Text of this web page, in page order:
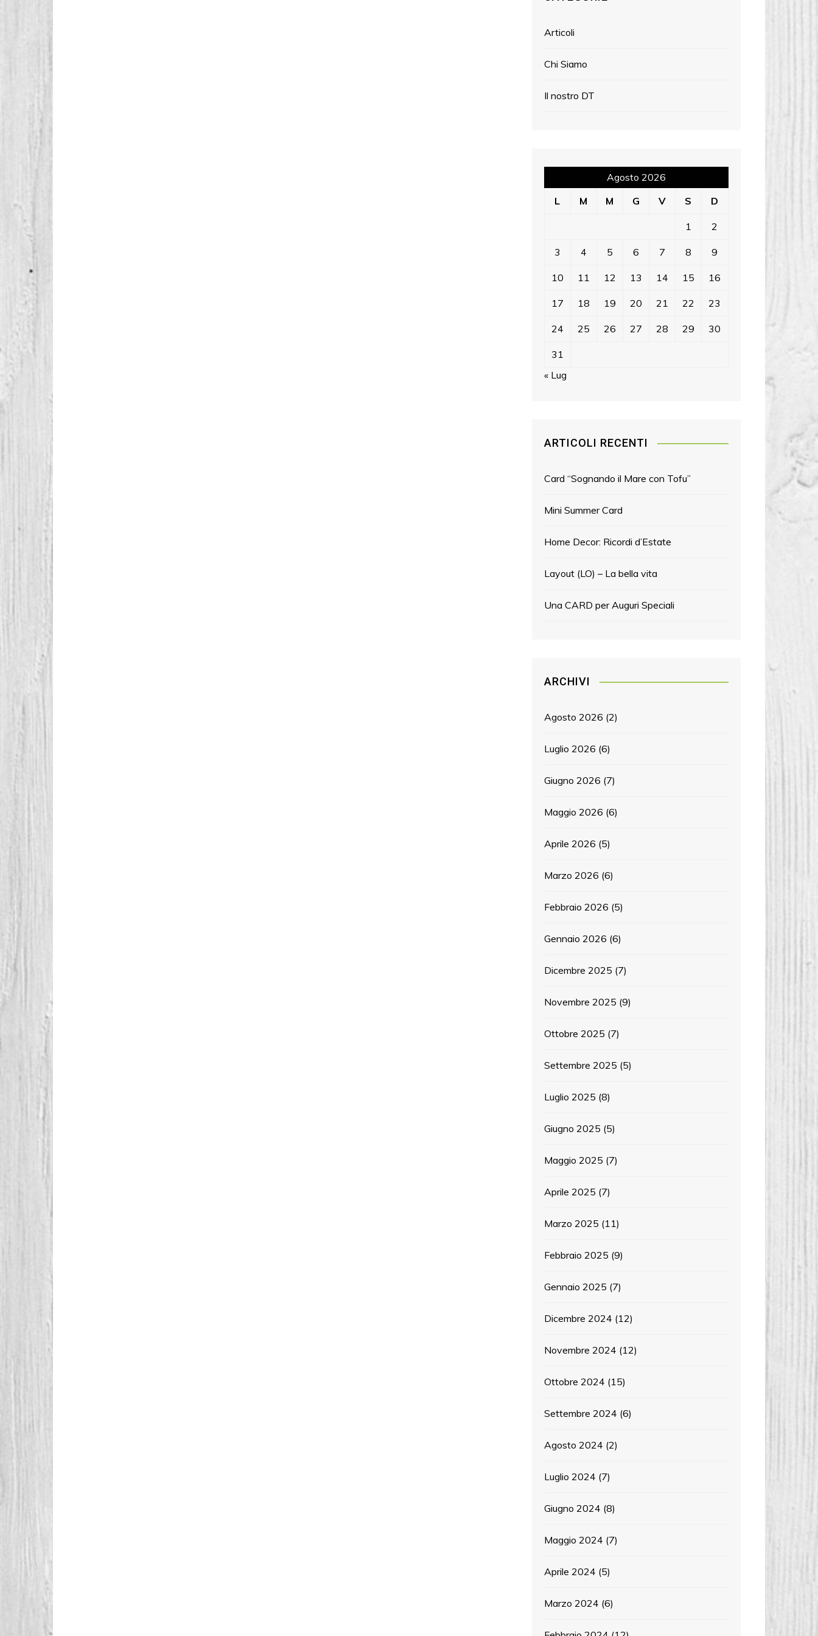
Articoli
Chi Siamo
Il nostro DT
Agosto 2026
L
M M G V S D
1 2
3 4 5 6 7 8 9
10 11 12 13 14 15 16
17 18 19 20 21 22 23
24 25 26 27 28 29 30
31
« Lug
ARTICOLI RECENTI
Card “Sognando il Mare con Tofu”
Mini Summer Card
Home Decor: Ricordi d’Estate
Layout (LO) – La bella vita
Una CARD per Auguri Speciali
ARCHIVI
Agosto 2026 (2)
Luglio 2026 (6)
Giugno 2026 (7)
Maggio 2026 (6)
Aprile 2026 (5)
Marzo 2026 (6)
Febbraio 2026 (5)
Gennaio 2026 (6)
Dicembre 2025 (7)
Novembre 2025 (9)
Ottobre 2025 (7)
Settembre 2025 (5)
Luglio 2025 (8)
Giugno 2025 (5)
Maggio 2025 (7)
Aprile 2025 (7)
Marzo 2025 (11)
Febbraio 2025 (9)
Gennaio 2025 (7)
Dicembre 2024 (12)
Novembre 2024 (12)
Ottobre 2024 (15)
Settembre 2024 (6)
Agosto 2024 (2)
Luglio 2024 (7)
Giugno 2024 (8)
Maggio 2024 (7)
Aprile 2024 (5)
Marzo 2024 (6)